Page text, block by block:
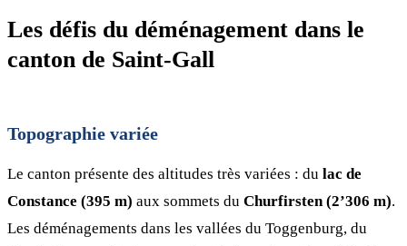
Les défis du déménagement dans le
canton de Saint-Gall
Topographie variée
Le canton présente des altitudes très variées : du lac de
Constance (395 m) aux sommets du Churfirsten (2’306 m).
Les déménagements dans les vallées du Toggenburg, du